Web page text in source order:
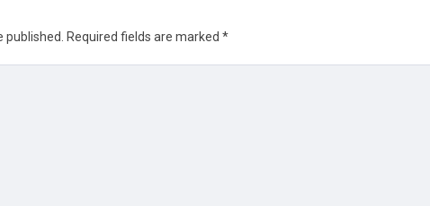
Required fields are marked *